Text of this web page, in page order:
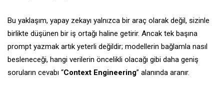
Bu yaklaşım, yapay zekayı yalnızca bir araç olarak değil, sizinle
birlikte düşünen bir iş ortağı haline getirir. Ancak tek başına
prompt yazmak artık yeterli değildir; modellerin bağlamla nasıl
besleneceği, hangi verilerin öncelikli olacağı gibi daha geniş
soruların cevabı “Context Engineering” alanında aranır.